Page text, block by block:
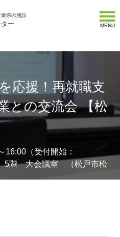
県の施設
ー MENU
応援！再就職支
との交流会 【松
16:00（受付開始：
5階 大会議室 （松戸市松